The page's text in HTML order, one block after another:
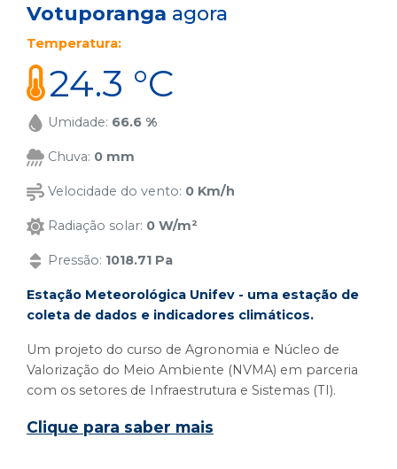
Votuporanga agora
Temperatura:
24.3 °C
Umidade: 66.6 %
Chuva: 0 mm
Velocidade do vento: 0 Km/h
Radiação solar: 0 W/m²
Pressão: 1018.71 Pa
Estação Meteorológica Unifev - uma estação de
coleta de dados e indicadores climáticos.
Um projeto do curso de Agronomia e Núcleo de
Valorização do Meio Ambiente (NVMA) em parceria
com os setores de Infraestrutura e Sistemas (TI).
Clique para saber mais